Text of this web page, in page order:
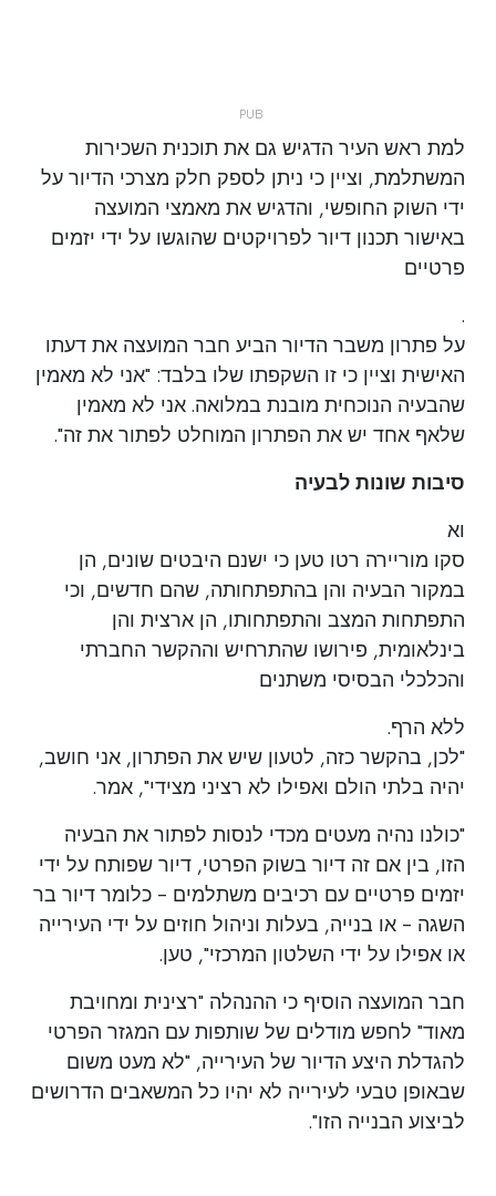
למת ראש העיר הדגיש גם את תוכנית השכירות
המשתלמת, וציין כי ניתן לספק חלק מצרכי הדיור על
ידי השוק החופשי, והדגיש את מאמצי המועצה
באישור תכנון דיור לפרויקטים שהוגשו על ידי יזמים
פרטיים
.
על פתרון משבר הדיור הביע חבר המועצה את דעתו
האישית וציין כי זו השקפתו שלו בלבד: "אני לא מאמין
שהבעיה הנוכחית מובנת במלואה. אני לא מאמין
שלאף אחד יש את הפתרון המוחלט לפתור את זה".
סיבות שונות לבעיה
וא
סקו מוריירה רטו טען כי ישנם היבטים שונים, הן
במקור הבעיה והן בהתפתחותה, שהם חדשים, וכי
התפתחות המצב והתפתחותו, הן ארצית והן
בינלאומית, פירושו שהתרחיש וההקשר החברתי
והכלכלי הבסיסי משתנים
ללא הרף.
"לכן, בהקשר כזה, לטעון שיש את הפתרון, אני חושב,
יהיה בלתי הולם ואפילו לא רציני מצידי", אמר.
"כולנו נהיה מעטים מכדי לנסות לפתור את הבעיה
הזו, בין אם זה דיור בשוק הפרטי, דיור שפותח על ידי
יזמים פרטיים עם רכיבים משתלמים - כלומר דיור בר
השגה - או בנייה, בעלות וניהול חוזים על ידי העירייה
או אפילו על ידי השלטון המרכזי", טען.
חבר המועצה הוסיף כי ההנהלה "רצינית ומחויבת
מאוד" לחפש מודלים של שותפות עם המגזר הפרטי
להגדלת היצע הדיור של העירייה, "לא מעט משום
שבאופן טבעי לעירייה לא יהיו כל המשאבים הדרושים
לביצוע הבנייה הזו".